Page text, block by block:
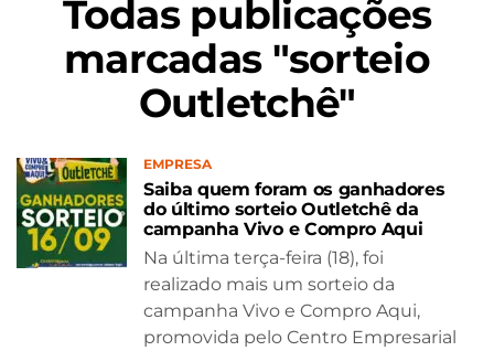
Todas publicações
marcadas "sorteio
Outletchê"
EMPRESA
Saiba quem foram os ganhadores
do último sorteio Outletchê da
campanha Vivo e Compro Aqui
Na última terça-feira (18), foi
realizado mais um sorteio da
campanha Vivo e Compro Aqui,
promovida pelo Centro Empresarial